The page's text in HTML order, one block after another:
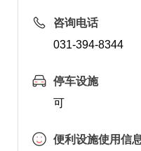
咨询电话
031-394-8344
停车设施
可
便利设施使用信